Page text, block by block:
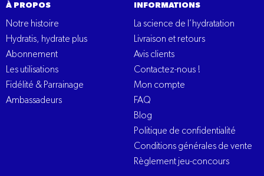
À PROPOS
Notre histoire
Hydratis, hydrate plus
Abonnement
Les utilisations
Fidélité & Parrainage
Ambassadeurs
INFORMATIONS
La science de l’hydratation
Livraison et retours
Avis clients
Contactez-nous !
Mon compte
FAQ
Blog
Politique de confidentialité
Conditions générales de vente
Règlement jeu-concours